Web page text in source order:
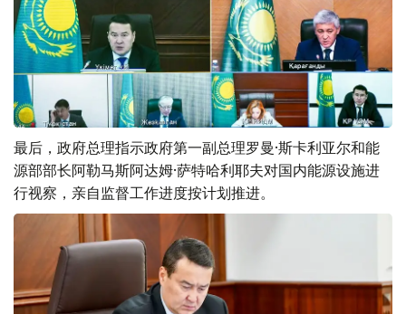
最后，政府总理指示政府第一副总理罗曼·斯卡利亚尔和能
源部部长阿勒马斯阿达姆·萨特哈利耶夫对国内能源设施进
行视察，亲自监督工作进度按计划推进。